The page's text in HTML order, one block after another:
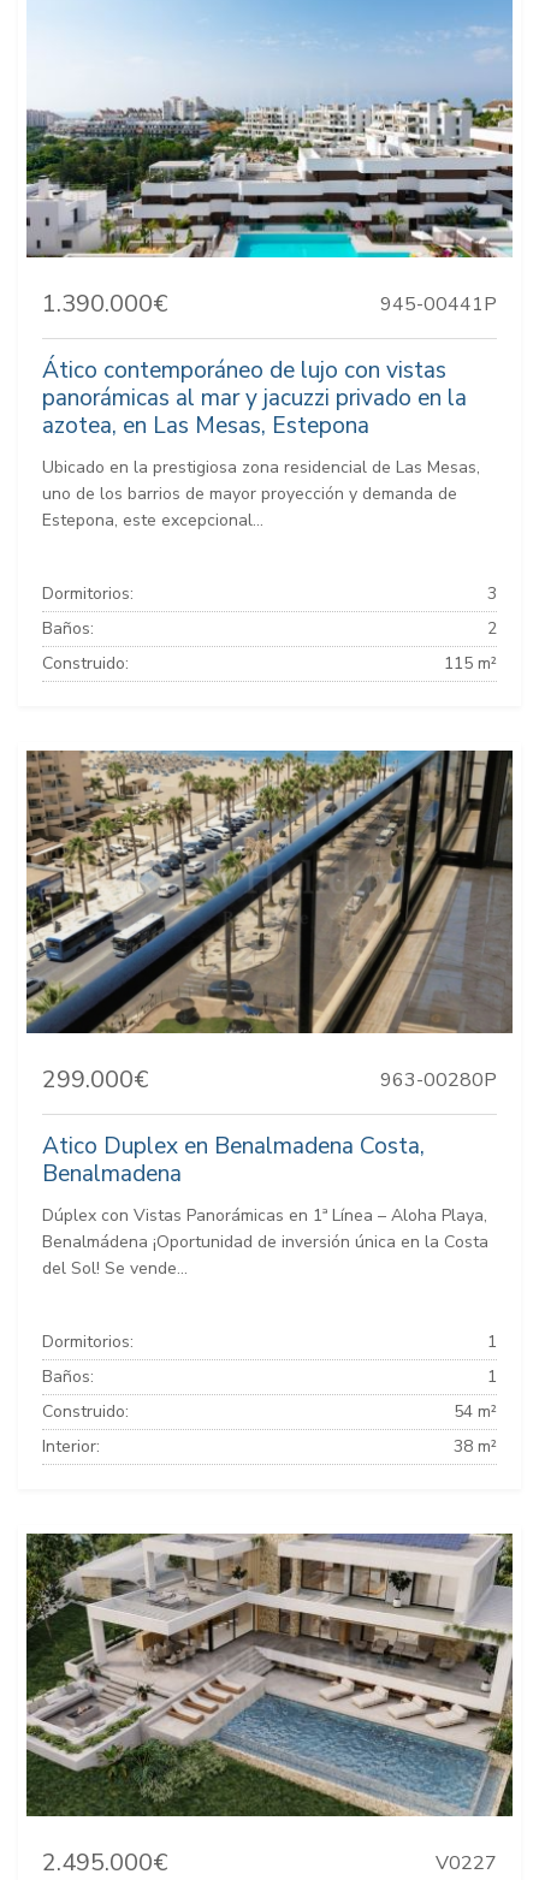
1.390.000€ 945-00441P
Ático contemporáneo de lujo con vistas
panorámicas al mar y jacuzzi privado en la
azotea, en Las Mesas, Estepona
Ubicado en la prestigiosa zona residencial de Las Mesas,
uno de los barrios de mayor proyección y demanda de
Estepona, este excepcional...
Dormitorios:
3
Baños:
2
Construido:
115 m²
299.000€ 963-00280P
Atico Duplex en Benalmadena Costa,
Benalmadena
Dúplex con Vistas Panorámicas en 1ª Línea – Aloha Playa,
Benalmádena ¡Oportunidad de inversión única en la Costa
del Sol! Se vende...
Dormitorios:
1
Baños:
1
Construido:
54 m²
Interior:
38 m²
2.495.000€ V0227